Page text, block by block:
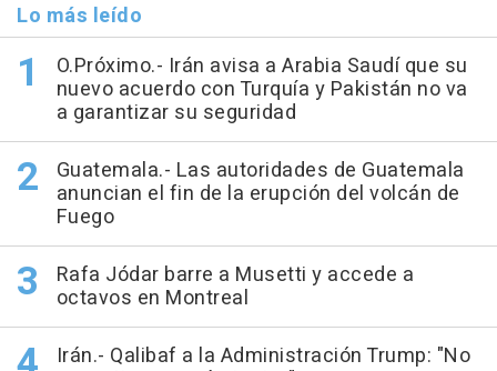
Lo más leído
O.Próximo.- Irán avisa a Arabia Saudí que su
nuevo acuerdo con Turquía y Pakistán no va
a garantizar su seguridad
Guatemala.- Las autoridades de Guatemala
anuncian el fin de la erupción del volcán de
Fuego
Rafa Jódar barre a Musetti y accede a
octavos en Montreal
Irán.- Qalibaf a la Administración Trump: "No